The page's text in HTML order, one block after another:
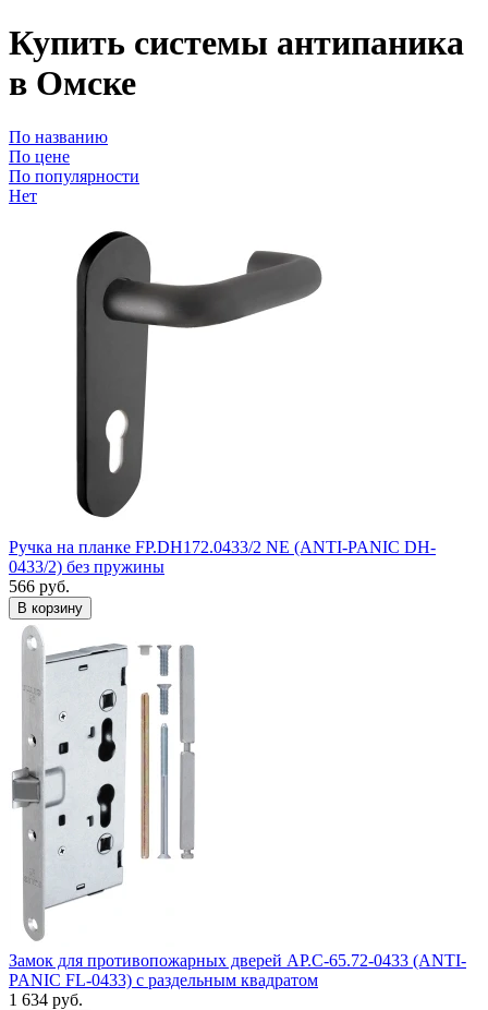
Купить системы антипаника
в Омске
По названию
По цене
По популярности
Нет
Ручка на планке FP.DH172.0433/2 NE (ANTI-PANIC DH-
0433/2) без пружины
566 руб.
Замок для противопожарных дверей AP.C-65.72-0433 (ANTI-
PANIC FL-0433) с раздельным квадратом
1 634 руб.